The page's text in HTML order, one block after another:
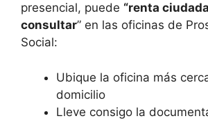
presencial, puede “renta
consultar” en las oficinas de
Social:
Ubique la oficina más
domicilio
Lleve consigo la